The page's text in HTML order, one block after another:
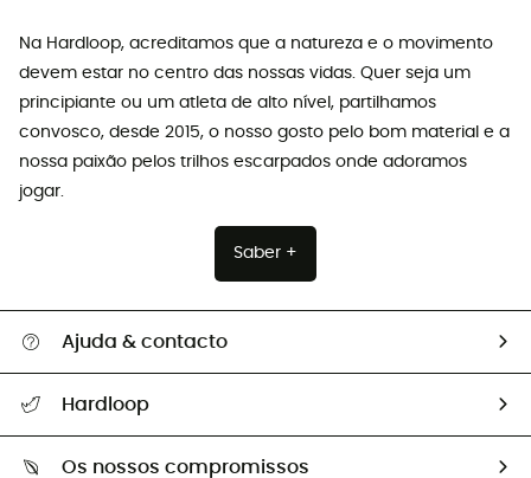
Na Hardloop, acreditamos que a natureza e o movimento
devem estar no centro das nossas vidas. Quer seja um
principiante ou um atleta de alto nível, partilhamos
convosco, desde 2015, o nosso gosto pelo bom material e a
nossa paixão pelos trilhos escarpados onde adoramos
jogar.
Saber +
Ajuda & contacto
Devoluções e reembolsos
Guia de tamanhos
Hardloop
Os nossos compromissos